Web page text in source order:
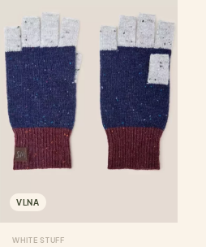
VLNA
WHITE STUFF